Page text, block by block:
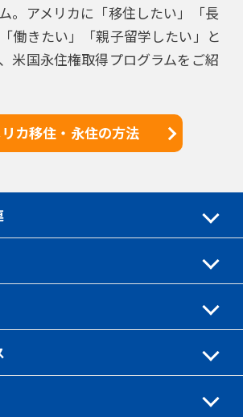
。アメリカに「移住したい」「長
働きたい」「親子留学したい」と
米国永住権取得プログラムをご紹
カ移住・永住の方法